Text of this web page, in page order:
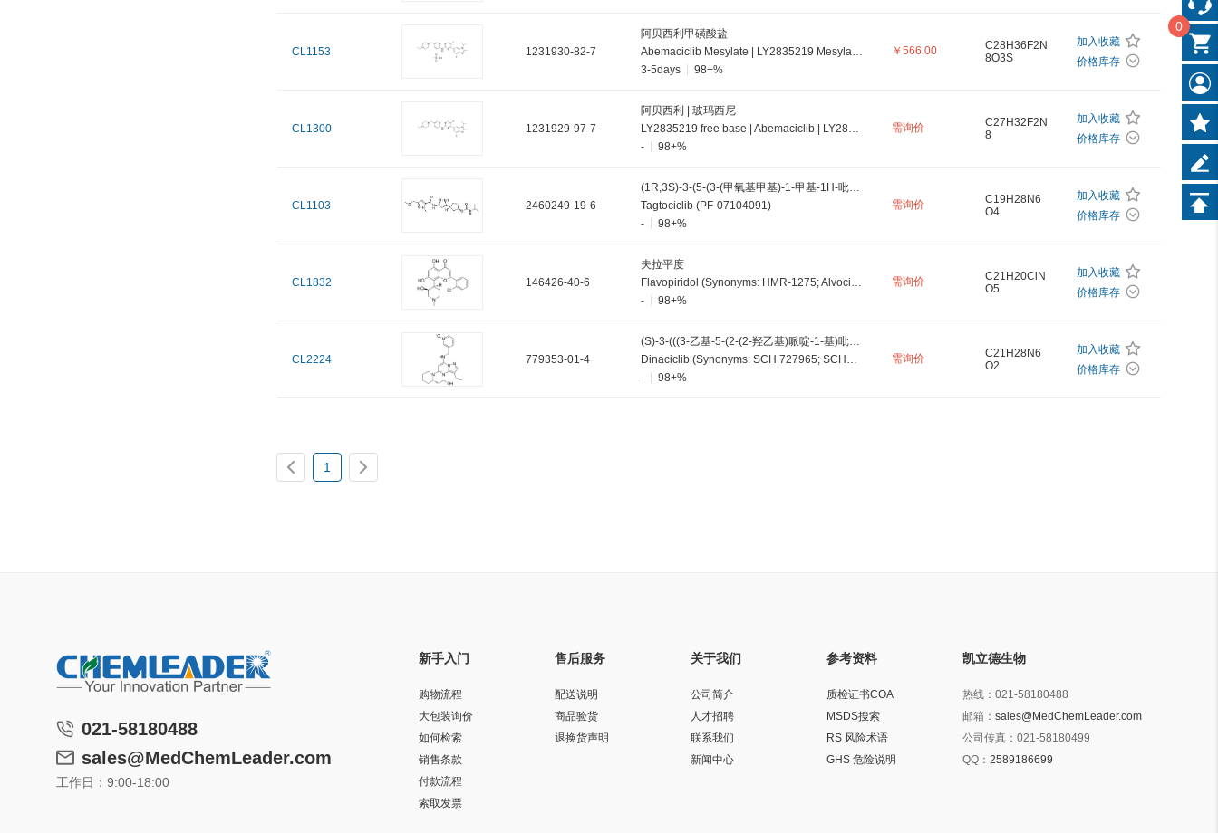
CL1153 1231930-82-7
阿贝西利甲磺酸盐
Abemaciclib Mesylate | LY2835219 Mesylate) | Abemaciclib Methanesulfonate
3-5days
98+%
￥566.00
C28H36F2N
8O3S
加入收藏
价格库存
CL1300 1231929-97-7
阿贝西利 | 玻玛西尼
LY2835219 free base | Abemaciclib | LY2835219
-
98+%
需询价
C27H32F2N
8
加入收藏
价格库存
CL1103 2460249-19-6
(1R,3S)-3-(5-(3-(甲氧基甲基)-1-甲基-1H-吡唑-5-甲酰胺基)-1H-吡唑-3-基)环戊基异丙基氨基甲酸酯
Tagtociclib (PF-07104091)
-
98+%
需询价
C19H28N6
O4
加入收藏
价格库存
CL1832 146426-40-6
夫拉平度
Flavopiridol (Synonyms: HMR-1275; Alvocidib; L86-8275; NSC 649890)
-
98+%
需询价
C21H20ClN
O5
加入收藏
价格库存
CL2224 779353-01-4
(S)-3-(((3-乙基-5-(2-(2-羟乙基)哌啶-1-基)吡唑并[1,5-a]嘧啶-7-基)氨基)甲基)吡啶 1-氧化物
Dinaciclib (Synonyms: SCH 727965; SCH727965; PS-095760)
-
98+%
需询价
C21H28N6
O2
加入收藏
价格库存
1
021-58180488
sales@MedChemLeader.com
工作日：9:00-18:00
凯立德生物
热线： 021-58180488
邮箱： sales@MedChemLeader.com
公司传真： 021-58180499
QQ： 2589186699
新手入门
购物流程
大包装询价
如何检索
销售条款
付款流程
索取发票
售后服务
配送说明
商品验货
退换货声明
关于我们
公司简介
人才招聘
联系我们
新闻中心
参考资料
质检证书COA
MSDS搜索
RS 风险术语
GHS 危险说明
0